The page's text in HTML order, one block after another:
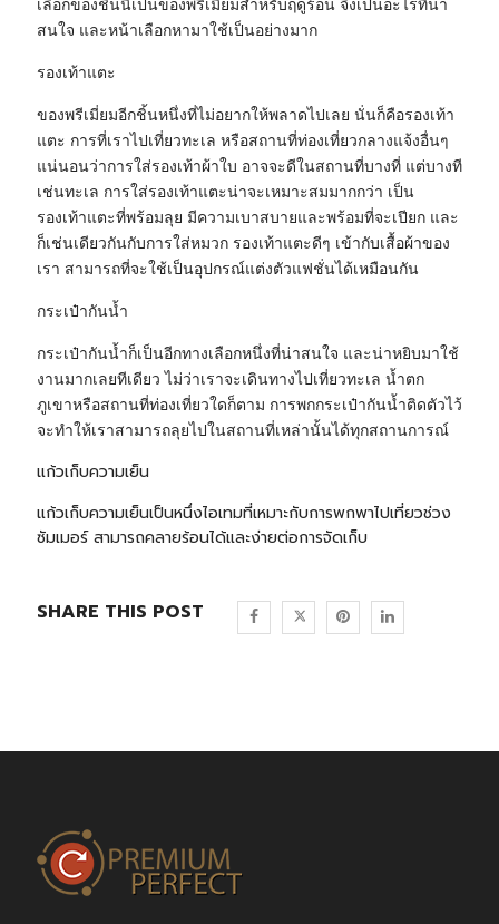
เลือกของชิ้นนี้เป็นของพรีเมี่ยมสำหรับฤดูร้อน จึงเป็นอะไรที่น่า
สนใจ และหน้าเลือกหามาใช้เป็นอย่างมาก
รองเท้าแตะ
ของพรีเมี่ยมอีกชิ้นหนึ่งที่ไม่อยากให้พลาดไปเลย นั่นก็คือรองเท้า
แตะ การที่เราไปเที่ยวทะเล หรือสถานที่ท่องเที่ยวกลางแจ้งอื่นๆ
แน่นอนว่าการใส่รองเท้าผ้าใบ อาจจะดีในสถานที่บางที่ แต่บางที
เช่นทะเล การใส่รองเท้าแตะน่าจะเหมาะสมมากกว่า เป็น
รองเท้าแตะที่พร้อมลุย มีความเบาสบายและพร้อมที่จะเปียก และ
ก็เช่นเดียวกันกับการใส่หมวก รองเท้าแตะดีๆ เข้ากับเสื้อผ้าของ
เรา สามารถที่จะใช้เป็นอุปกรณ์แต่งตัวแฟชั่นได้เหมือนกัน
กระเป๋ากันน้ำ
กระเป๋ากันน้ำก็เป็นอีกทางเลือกหนึ่งที่น่าสนใจ และน่าหยิบมาใช้
งานมากเลยทีเดียว ไม่ว่าเราจะเดินทางไปเที่ยวทะเล น้ำตก
ภูเขาหรือสถานที่ท่องเที่ยวใดก็ตาม การพกกระเป๋ากันน้ำติดตัวไว้
จะทำให้เราสามารถลุยไปในสถานที่เหล่านั้นได้ทุกสถานการณ์
แก้วเก็บความเย็น
แก้วเก็บความเย็นเป็นหนึ่งไอเทมที่เหมาะกับการพกพาไปเที่ยวช่วง
ซัมเมอร์ สามารถคลายร้อนได้และง่ายต่อการจัดเก็บ
SHARE THIS POST